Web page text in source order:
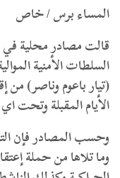
المساء برس / خاص
قالت مصادر محلية
السلطات الأمنية
(تيار باعوم وناصر) من
الأيام المقبلة وتحت
وحسب المصادر فإن
وما تلاها من حملة